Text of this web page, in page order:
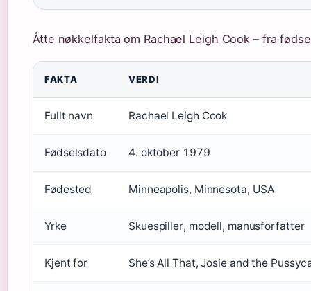
Åtte nøkkelfakta om Rachael Leigh Cook – fra
FAKTA VERDI
Fullt navn Rachael Leigh Cook
Fødselsdato 4. oktober 1979
Fødested Minneapolis, Minnesota, USA
Yrke Skuespiller, modell, manusforfatter
Kjent for She’s All That, Josie and the